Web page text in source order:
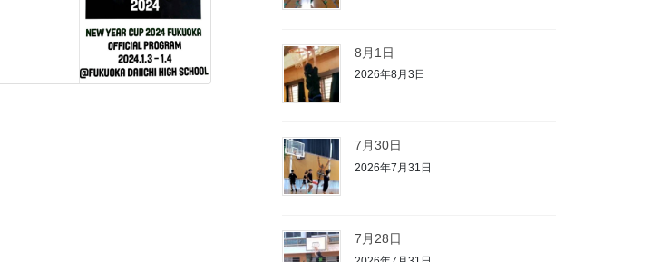
8月1日
2026年8月3日
7月30日
2026年7月31日
7月28日